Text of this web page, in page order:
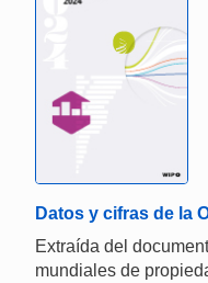
Datos y cifras de la
Extraída del
mundiales de